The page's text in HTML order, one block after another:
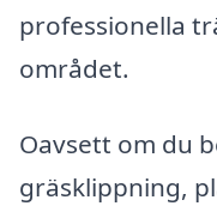
professionella
området.
Oavsett om du
gräsklippning,